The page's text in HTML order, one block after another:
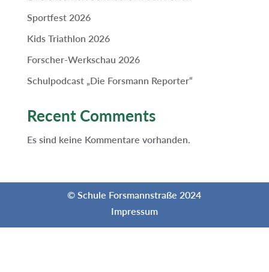
Sportfest 2026
Kids Triathlon 2026
Forscher-Werkschau 2026
Schulpodcast „Die Forsmann Reporter“
Recent Comments
Es sind keine Kommentare vorhanden.
© Schule Forsmannstraße 2024
Impressum